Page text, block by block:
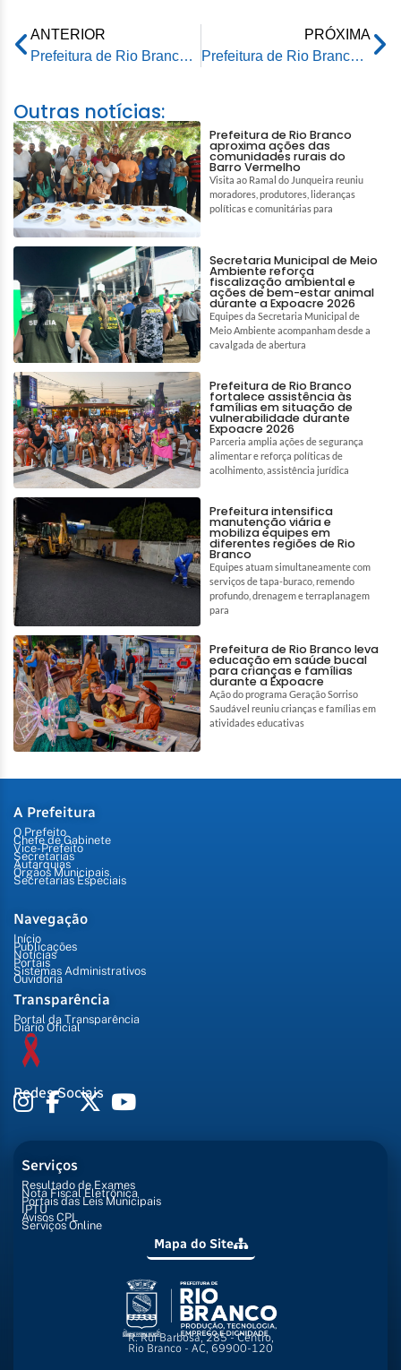
ANTERIOR
Prefeitura de Rio Branco recebe aval do Rio Branco FC para avançar em projeto de revitalização do centro
PRÓXIMA
Prefeitura de Rio Branco inaugura Indústria de Leite de Soja e Complexo Agroindustrial da Agricultura Familiar
Outras notícias:
Prefeitura de Rio Branco
aproxima ações das
comunidades rurais do
Barro Vermelho
Visita ao Ramal do Junqueira reuniu
moradores, produtores, lideranças
políticas e comunitárias para
Secretaria Municipal de Meio
Ambiente reforça
fiscalização ambiental e
ações de bem-estar animal
durante a Expoacre 2026
Equipes da Secretaria Municipal de
Meio Ambiente acompanham desde a
cavalgada de abertura
Prefeitura de Rio Branco
fortalece assistência às
famílias em situação de
vulnerabilidade durante
Expoacre 2026
Parceria amplia ações de segurança
alimentar e reforça políticas de
acolhimento, assistência jurídica
Prefeitura intensifica
manutenção viária e
mobiliza equipes em
diferentes regiões de Rio
Branco
Equipes atuam simultaneamente com
serviços de tapa-buraco, remendo
profundo, drenagem e terraplanagem
para
Prefeitura de Rio Branco leva
educação em saúde bucal
para crianças e famílias
durante a Expoacre
Ação do programa Geração Sorriso
Saudável reuniu crianças e famílias em
atividades educativas
A Prefeitura
O Prefeito
Chefe de Gabinete
Vice-Prefeito
Secretarias
Autarquias
Órgãos Municipais
Secretarias Especiais
Navegação
Início
Publicações
Notícias
Portais
Sistemas Administrativos
Ouvidoria
Transparência
Portal da Transparência
Diário Oficial
Redes Sociais
Serviços
Resultado de Exames
Nota Fiscal Eletrônica
Portais das Leis Municipais
IPTU
Avisos CPL
Serviços Online
Mapa do Site
R. Rui Barbosa, 285 - Centro,
Rio Branco - AC, 69900-120